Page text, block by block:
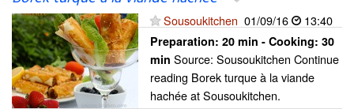
Sousoukitchen 01/09/16 13:40
Preparation: 20 min - Cooking: 30
min Source: Sousoukitchen Continue
reading Borek turque à la viande
hachée at Sousoukitchen.